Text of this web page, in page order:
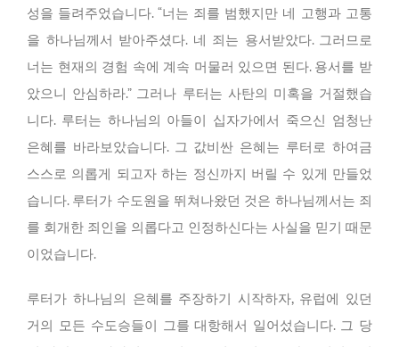
성을 들려주었습니다. “너는 죄를 범했지만 네 고행과 고통
을 하나님께서 받아주셨다. 네 죄는 용서받았다. 그러므로
너는 현재의 경험 속에 계속 머물러 있으면 된다. 용서를 받
았으니 안심하라.” 그러나 루터는 사탄의 미혹을 거절했습
니다. 루터는 하나님의 아들이 십자가에서 죽으신 엄청난
은혜를 바라보았습니다. 그 값비싼 은혜는 루터로 하여금
스스로 의롭게 되고자 하는 정신까지 버릴 수 있게 만들었
습니다. 루터가 수도원을 뛰쳐나왔던 것은 하나님께서는 죄
를 회개한 죄인을 의롭다고 인정하신다는 사실을 믿기 때문
이었습니다.
루터가 하나님의 은혜를 주장하기 시작하자, 유럽에 있던
거의 모든 수도승들이 그를 대항해서 일어섰습니다. 그 당